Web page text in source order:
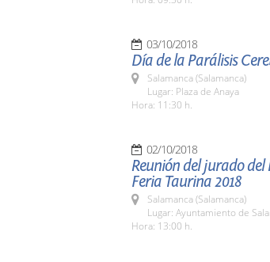
03/10/2018
Día de la Parálisis
Salamanca (Salamanca)
Lugar: Plaza de Anaya
Hora: 11:30 h.
02/10/2018
Reunión del jurado
Feria Taurina 2018
Salamanca (Salamanca)
Lugar: Ayuntamiento de
Hora: 13:00 h.